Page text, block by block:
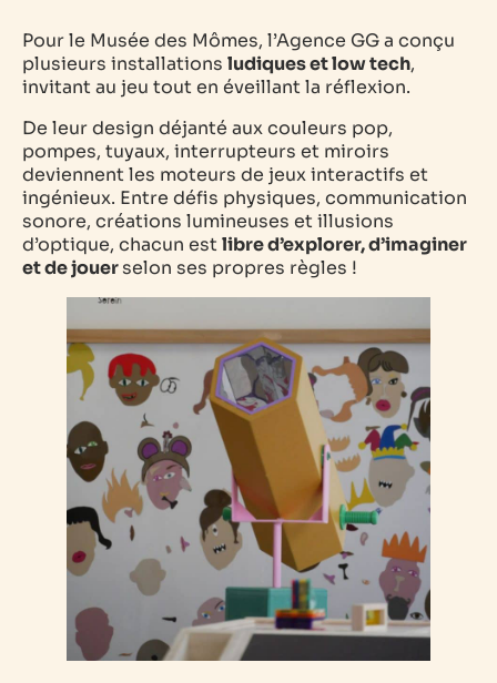
Pour le Musée des Mômes, l’Agence GG a conçu
plusieurs installations ludiques et low tech,
invitant au jeu tout en éveillant la réflexion.
De leur design déjanté aux couleurs pop,
pompes, tuyaux, interrupteurs et miroirs
deviennent les moteurs de jeux interactifs et
ingénieux. Entre défis physiques, communication
sonore, créations lumineuses et illusions
d’optique, chacun est libre d’explorer, d’imaginer
et de jouerselon ses propres règles !